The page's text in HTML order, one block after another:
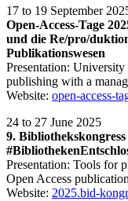
17 to 19 September
Open-Access-Tage
und die Re/pro/
Publikationswesen
Presentation: University
publishing with a
Website: open-access-
24 to 27 June 2025
9.
Presentation: Tools for
Open Access
Website: 2025.bid-